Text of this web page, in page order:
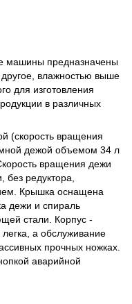
машины предназначены
влажностью выше
для изготовления
в различных
(скорость вращения
дежой объемом 34 л
вращения дежи
редуктора,
Крышка оснащена
дежи и спираль
стали. Корпус -
а обслуживание
прочных ножках.
аварийной